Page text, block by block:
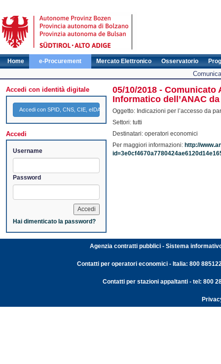
Home e-Procurement Mercato Elettronico Osservatorio
Accedi con identità digitale
Accedi con SPID, CNS, CIE, eIDAS
Accedi
Username
Password
Hai dimenticato la password?
05/10/2018 - Comunicato
Informatico dell’ANAC
Oggetto: Indicazioni per l’accesso da
Settori: tutti
Destinatari: operatori economici
Per maggiori informazioni: http://
Agenzia contratti pubblici - Sistema
Contatti per operatori economici - Italia: 800
Contatti per stazioni appaltanti - tel: 800